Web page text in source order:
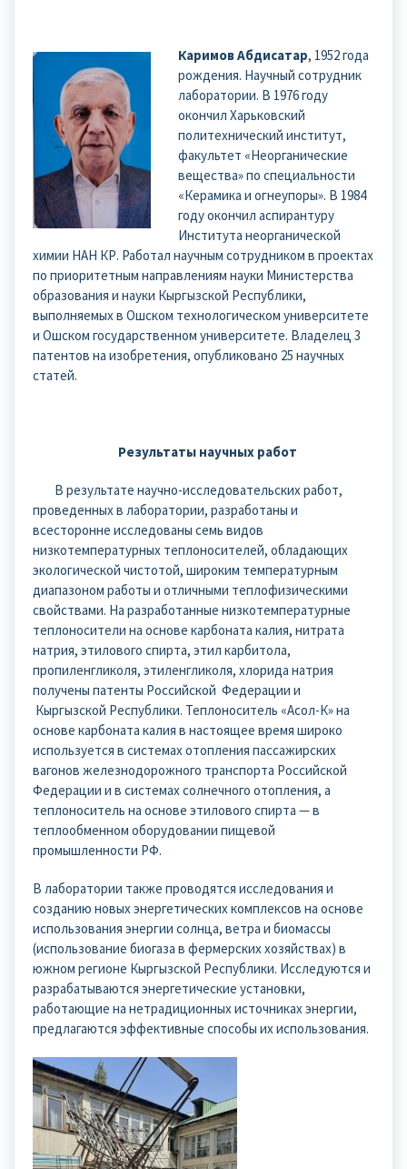
Каримов Абдисатар, 1952 года
рождения. Научный сотрудник
лаборатории. В 1976 году
окончил Харьковский
политехнический институт,
факультет «Неорганические
вещества» по специальности
«Керамика и огнеупоры». В 1984
году окончил аспирантуру
Института неорганической
химии НАН КР. Работал научным сотрудником в проектах
по приоритетным направлениям науки Министерства
образования и науки Кыргызской Республики,
выполняемых в Ошском технологическом университете
и Ошском государственном университете. Владелец 3
патентов на изобретения, опубликовано 25 научных
статей.
Результаты научных работ
В результате научно-исследовательских работ,
проведенных в лаборатории, разработаны и
всесторонне исследованы семь видов
низкотемпературных теплоносителей, обладающих
экологической чистотой, широким температурным
диапазоном работы и отличными теплофизическими
свойствами. На разработанные низкотемпературные
теплоносители на основе карбоната калия, нитрата
натрия, этилового спирта, этил карбитола,
пропиленгликоля, этиленгликоля, хлорида натрия
получены патенты Российской Федерации и
Кыргызской Республики. Теплоноситель «Асол-К» на
основе карбоната калия в настоящее время широко
используется в системах отопления пассажирских
вагонов железнодорожного транспорта Российской
Федерации и в системах солнечного отопления, а
теплоноситель на основе этилового спирта — в
теплообменном оборудовании пищевой
промышленности РФ.
В лаборатории также проводятся исследования и
созданию новых энергетических комплексов на основе
использования энергии солнца, ветра и биомассы
(использование биогаза в фермерских хозяйствах) в
южном регионе Кыргызской Республики. Исследуются и
разрабатываются энергетические установки,
работающие на нетрадиционных источниках энергии,
предлагаются эффективные способы их использования.